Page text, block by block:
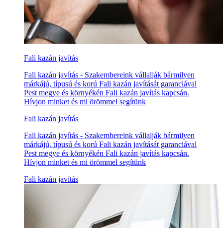
Fali kazán javítás
Fali kazán javítás - Szakembereink vállalják bármilyen
márkájú, típusú és korú Fali kazán javítását garanciával
Pest megye és környékén Fali kazán javítás kapcsán.
Hívjon minket és mi örömmel segítünk
Fali kazán javítás
Fali kazán javítás - Szakembereink vállalják bármilyen
márkájú, típusú és korú Fali kazán javítását garanciával
Pest megye és környékén Fali kazán javítás kapcsán.
Hívjon minket és mi örömmel segítünk
Fali kazán javítás